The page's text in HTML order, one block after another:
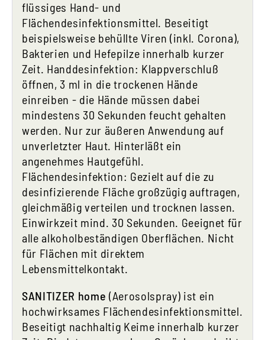
flüssiges Hand- und
Flächendesinfektionsmittel. Beseitigt
beispielsweise behüllte Viren (inkl. Corona),
Bakterien und Hefepilze innerhalb kurzer
Zeit. Handdesinfektion: Klappverschluß
öffnen, 3 ml in die trockenen Hände
einreiben - die Hände müssen dabei
mindestens 30 Sekunden feucht gehalten
werden. Nur zur äußeren Anwendung auf
unverletzter Haut. Hinterläßt ein
angenehmes Hautgefühl.
Flächendesinfektion: Gezielt auf die zu
desinfizierende Fläche großzügig auftragen,
gleichmäßig verteilen und trocknen lassen.
Einwirkzeit mind. 30 Sekunden. Geeignet für
alle alkoholbeständigen Oberflächen. Nicht
für Flächen mit direktem
Lebensmittelkontakt.
SANITIZER home (Aerosolspray) ist ein
hochwirksames Flächendesinfektionsmittel.
Beseitigt nachhaltig Keime innerhalb kurzer